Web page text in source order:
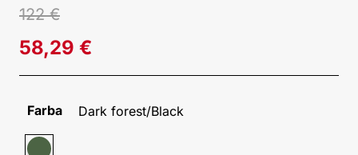
122 €
58,29 €
Farba Dark forest/Black